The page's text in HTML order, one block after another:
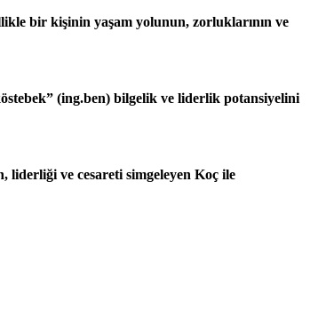
bir kişinin yaşam yolunun, zorluklarının ve
(ing.ben) bilgelik ve liderlik potansiyelini
liderliği ve cesareti simgeleyen Koç ile